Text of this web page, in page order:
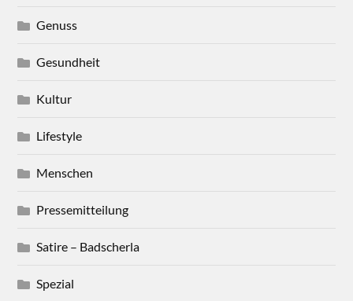
Genuss
Gesundheit
Kultur
Lifestyle
Menschen
Pressemitteilung
Satire – Badscherla
Spezial